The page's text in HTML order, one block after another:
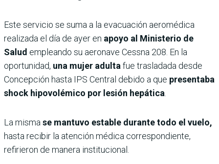
Este servicio se suma a la evacuación aeromédica
realizada el día de ayer en apoyo al Ministerio de
Salud empleando su aeronave Cessna 208. En la
oportunidad, una mujer adulta fue trasladada desde
Concepción hasta IPS Central debido a que presentaba
shock hipovolémico por lesión hepática
La misma se mantuvo estable durante todo el vuelo,
hasta recibir la atención médica correspondiente,
refirieron de manera institucional.